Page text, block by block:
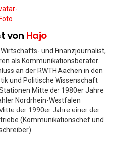
von Hajo
und Finanzjournalist,
als Kommunikationsberater.
an der RWTH Aachen in den
und Politische Wissenschaft
Mitte der 1980er Jahre
Nordrhein-Westfalen
der 1990er Jahre einer der
(Kommunikationschef und